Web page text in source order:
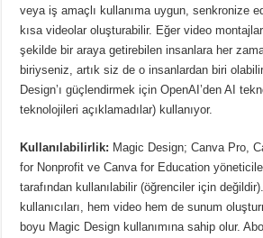
veya iş amaçlı kullanıma uygun, senkronize
kısa videolar oluşturabilir. Eğer video
şekilde bir araya getirebilen insanlara her
biriyseniz, artık siz de o insanlardan biri
Design’ı güçlendirmek için OpenAI’den AI
teknolojileri açıklamadılar) kullanıyor.
Kullanılabilirlik: Magic Design; Canva Pro,
for Nonprofit ve Canva for Education
tarafından kullanılabilir (öğrenciler için
kullanıcıları, hem video hem de sunum
boyu Magic Design kullanımına sahip olur.